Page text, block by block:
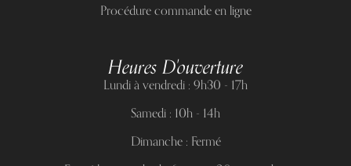
Procédure commande en ligne
Heures D'ouverture
Lundi à vendredi : 9h30 - 17h
Samedi : 10h - 14h
Dimanche : Fermé